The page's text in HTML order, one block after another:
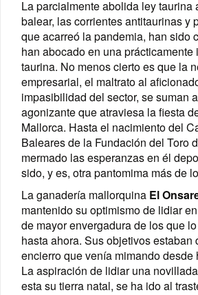
La parcialmente abolida ley taurina
balear, las corrientesantitaurinasy
que acarreó la pandemia, han sido
han abocado en una prácticamente
taurina. No menos cierto es que la
empresarial, el maltrato al
impasibilidad del sector, se suman
agonizante que atraviesa la fiesta
Mallorca. Hasta el nacimiento del
Baleares de la Fundación del Toro
mermado las esperanzas en él
sido, y es, otra pantomima más de
La ganadería mallorquina El
mantenido su optimismo de lidiar
de mayor envergadura de los que
hasta ahora. Sus objetivos estaban
encierro que venía mimando desde
La aspiración de lidiar una
esta su tierra natal, se ha ido al